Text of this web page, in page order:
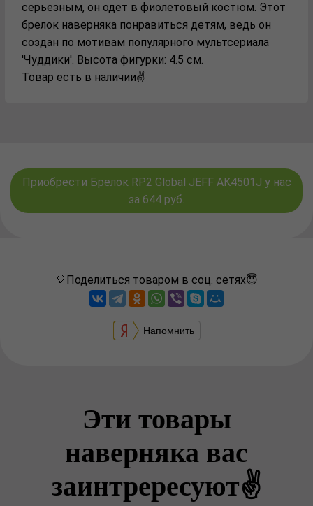
серьезным, он одет в фиолетовый костюм. Этот
брелок наверняка понравиться детям, ведь он
создан по мотивам популярного мультсериала
'Чуддики'. Высота фигурки: 4.5 см.
Товар есть в наличии✌️
Приобрести Брелок RP2 Global JEFF AK4501J у нас
за 644 руб.
🎈Поделиться товаром в соц. сетях😇
Напомнить
Эти товары
наверняка вас
заинтрересуют✌